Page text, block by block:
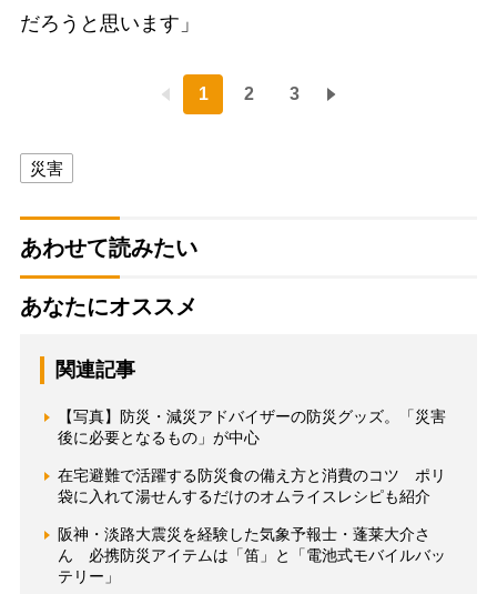
だろうと思います」
1 2 3
災害
あわせて読みたい
あなたにオススメ
関連記事
【写真】防災・減災アドバイザーの防災グッズ。「災害
後に必要となるもの」が中心
在宅避難で活躍する防災食の備え方と消費のコツ ポリ
袋に入れて湯せんするだけのオムライスレシピも紹介
阪神・淡路大震災を経験した気象予報士・蓬莱大介さ
ん 必携防災アイテムは「笛」と「電池式モバイルバッ
テリー」